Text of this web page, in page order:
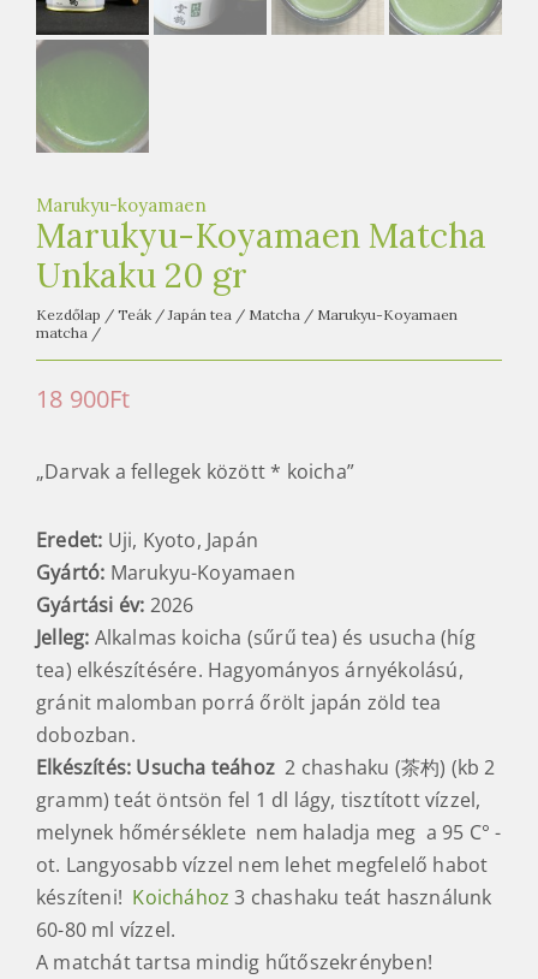
t
e
a
h
z
Marukyu-koyamaen
Marukyu-Koyamaen Matcha
Unkaku 20 gr
Kezdőlap / Teák / Japán tea / Matcha / Marukyu-Koyamaen
matcha /
18 900Ft
„Darvak a fellegek között * koicha”
Eredet: Uji, Kyoto, Japán
Gyártó: Marukyu-Koyamaen
Gyártási év: 2026
Jelleg: Alkalmas koicha (sűrű tea) és usucha (híg
tea) elkészítésére. Hagyományos árnyékolású,
gránit malomban porrá őrölt japán zöld tea
dobozban.
Elkészítés: Usucha teához 2 chashaku (茶杓) (kb 2
gramm) teát öntsön fel 1 dl lágy, tisztított vízzel,
melynek hőmérséklete nem haladja meg a 95 C° -
ot. Langyosabb vízzel nem lehet megfelelő habot
készíteni! Koichához 3 chashaku teát használunk
60-80 ml vízzel.
A matchát tartsa mindig hűtőszekrényben!